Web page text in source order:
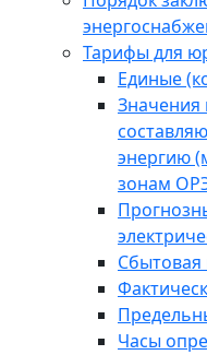
Тарифы для
Единые
Значения
энергию
зонам
Сбытовая
Часы